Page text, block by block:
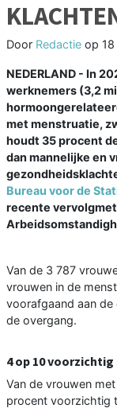
Door Redactie op
NEDERLAND - In
werknemers (3,2
met menstruatie,
houdt 35 procent
dan mannelijke en
Bureau voor de
recente
Van de 3 787
vrouwen in de
voorafgaand aan de
de overgang.
4 op 10
Van de vrouwen
procent voorzichtig